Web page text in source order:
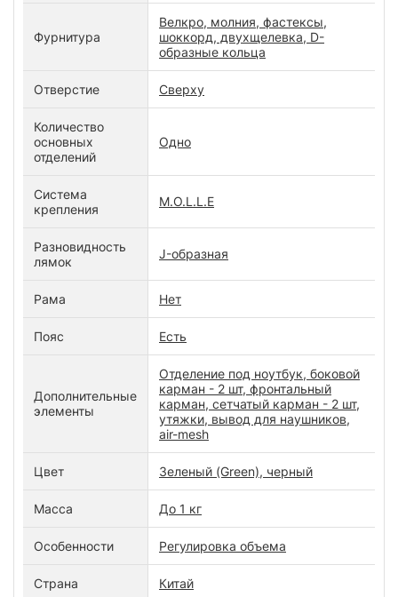
Фурнитура
Велкро, молния, фастексы,
шоккорд, двухщелевка, D-
образные кольца
Отверстие Сверху
Количество
основных
отделений
Одно
Система
крепления
M.O.L.L.E
Разновидность
лямок
J-образная
Рама Нет
Пояс Есть
Дополнительные
элементы
Отделение под ноутбук, боковой
карман - 2 шт, фронтальный
карман, сетчатый карман - 2 шт,
утяжки, вывод для наушников,
air-mesh
Цвет Зеленый (Green), черный
Масса До 1 кг
Особенности Регулировка объема
Страна Китай